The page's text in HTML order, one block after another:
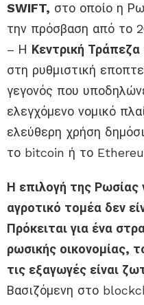
SWIFT, στο οποίο η
την πρόσβαση από το
– Η Κεντρική
στη ρυθμιστική
γεγονός που
ελεγχόμενο νομικό
ελεύθερη χρήση
το bitcoin ή το
Η επιλογή της Ρωσίας
αγροτικό τομέα δεν
Πρόκειται για ένα
ρωσικής οικονομίας,
τις εξαγωγές είναι
Βασιζόμενη στο